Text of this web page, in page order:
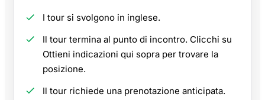
I tour si svolgono in inglese.
Il tour termina al punto di incontro. Clicchi su
Ottieni indicazioni qui sopra per trovare la
posizione.
Il tour richiede una prenotazione anticipata.